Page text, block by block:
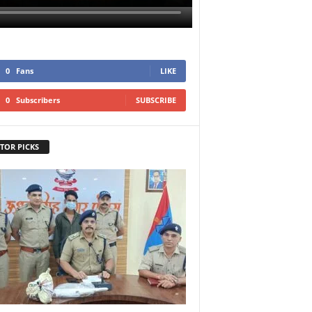
0 Fans LIKE
0 Subscribers SUBSCRIBE
PICKS